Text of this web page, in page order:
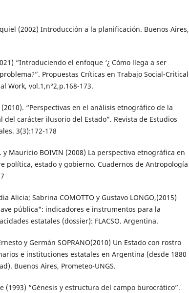
(2002) Introducción a la planificación. Buenos Aires,
“Introduciendo el enfoque ‘¿ Cómo llega a ser
Propuestas Críticas en Trabajo Social-Critical
Work, vol.1,n°2,p.168-173.
(2010). “Perspectivas en el análisis etnográfico de la
del carácter ilusorio del Estado”. Revista de Estudios
3(3):172-178
y Mauricio BOIVIN (2008) La perspectiva etnográfica en
política, estado y gobierno. Cuadernos de Antropología
Alicia; Sabrina COMOTTO y Gustavo LONGO,(2015)
pública": indicadores e instrumentos para la
estatales (dossier): FLACSO. Argentina.
y Germán SOPRANO(2010) Un Estado con rostro
e instituciones estatales en Argentina (desde 1880
Buenos Aires, Prometeo-UNGS.
(1993) “Génesis y estructura del campo burocrático”.